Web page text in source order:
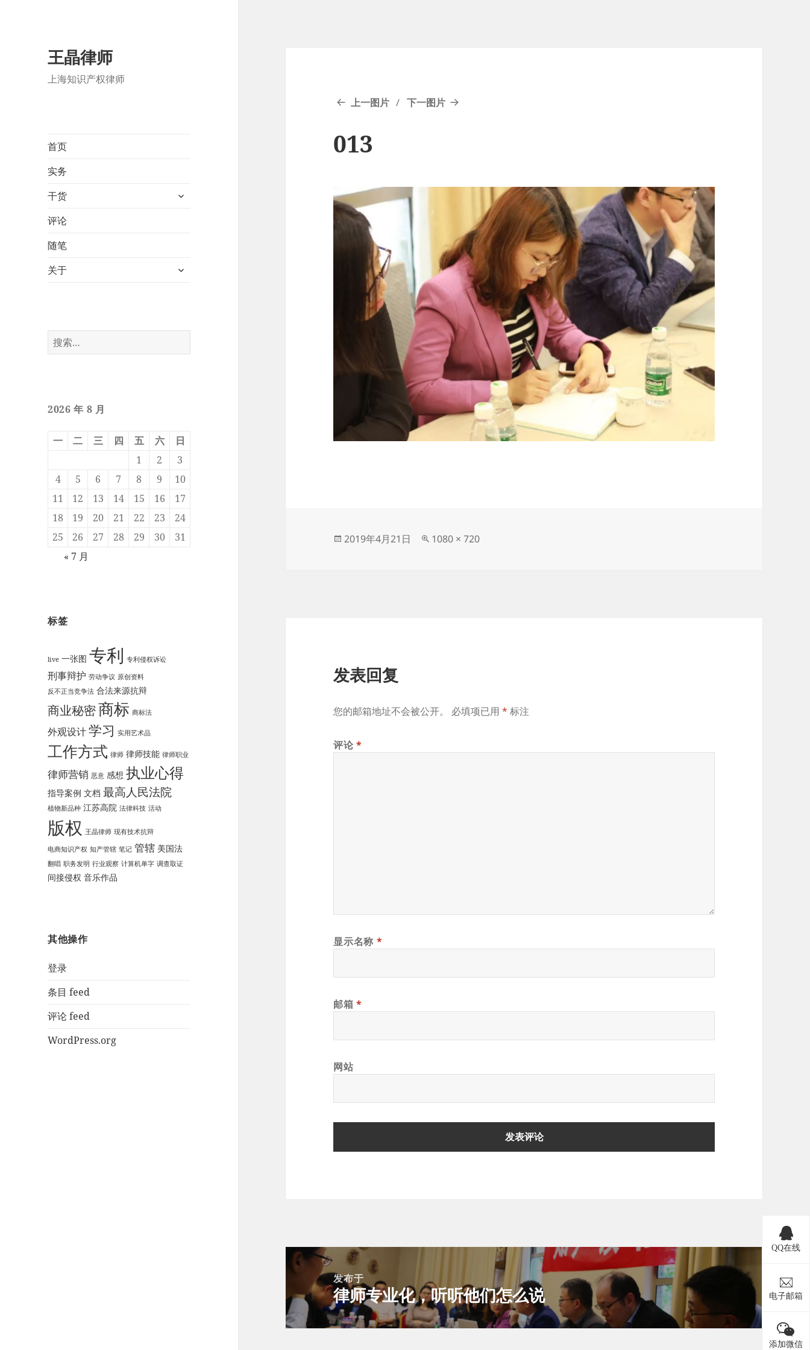
王晶律师
上海知识产权律师
首页
实务
干货
展
评论
随笔
关于
展
搜
索：
2026 年 8 月
一 二 三 四 五 六
日
1
2
3
4
5 6 7 8 9
10
11
12 13 14 15 16
17
18
19 20 21 22 23
24
25
26 27 28 29 30
31
« 7 月
标签
live 一张图 专利 专利侵权诉讼
刑事辩护 劳动争议 原创资料
反不正当竞争法 合法来源抗辩
商业秘密商标 商标法
外观设计学习 实用艺术品
工作方式 律师 律师技能 律师职业
律师营销 恶意 感想 执业心得
指导案例 文档 最高人民法院
植物新品种 江苏高院 法律科技 活动
版权 王晶律师 现有技术抗辩
电商知识产权 知产管辖 笔记 管辖 美国法
翻唱 职务发明 行业观察 计算机单字 调查取证
间接侵权 音乐作品
其他操作
登录
条目 feed
评论 feed
WordPress.org
上一图片 下一图片
013
发
2019年4月21日
原
1080 × 720
发表回复
您的邮箱地址不会被公开。 必填项已用* 标注
评论*
显示名称 *
邮箱*
网站
文
章
导
航
发布于
律师专业化，听听他们怎么说
QQ在线
电子邮箱
添加微信